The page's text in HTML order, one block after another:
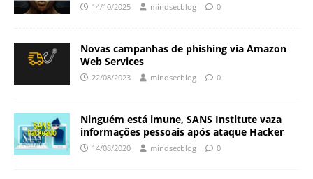
14/10/2025 mindsecblog 0
Novas campanhas de phishing via Amazon
Web Services
22/08/2023 mindsecblog 0
Ninguém está imune, SANS Institute vaza
informações pessoais após ataque Hacker
14/08/2020 mindsecblog 0